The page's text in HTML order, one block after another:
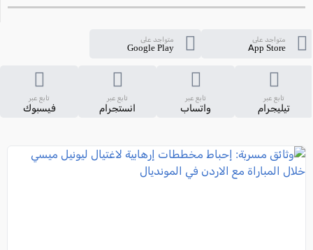
متواجد على
App Store
متواجد على
Google Play
تابع عبر
تيليجرام
تابع عبر
واتساب
تابع عبر
انستجرام
تابع عبر
فيسبوك